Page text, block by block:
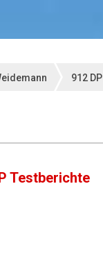
912 DP
Testberichte